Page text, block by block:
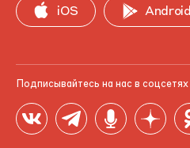
iOS Android
Подписывайтесь на нас в соцсетях